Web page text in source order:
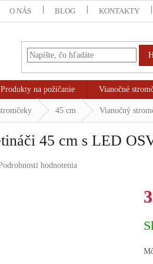
O NÁS BLOG KONTAKTY
Produkty na požičanie Vianočné
45 cm Vianočný
45 cm s LED
hodnotenia